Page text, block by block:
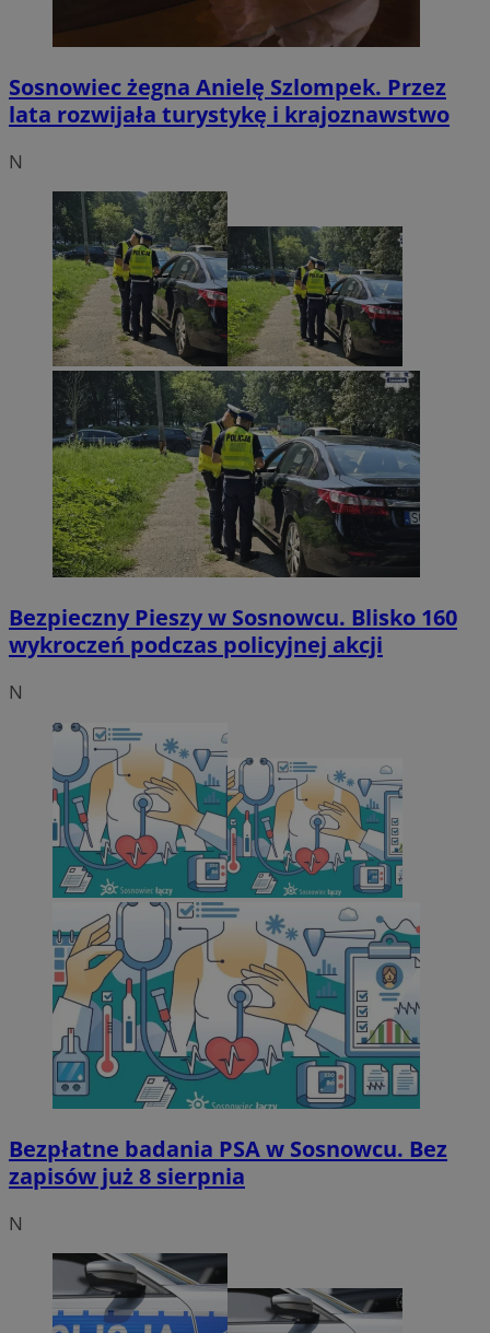
Sosnowiec żegna Anielę Szlompek. Przez
lata rozwijała turystykę i krajoznawstwo
N
Bezpieczny Pieszy w Sosnowcu. Blisko 160
wykroczeń podczas policyjnej akcji
N
Bezpłatne badania PSA w Sosnowcu. Bez
zapisów już 8 sierpnia
N